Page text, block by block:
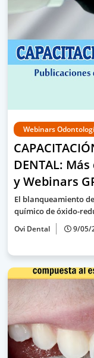
Webinars
DENTAL:
y Webinars
El blanqueamiento
químico de óxido-
Ovi Dental 9/05/